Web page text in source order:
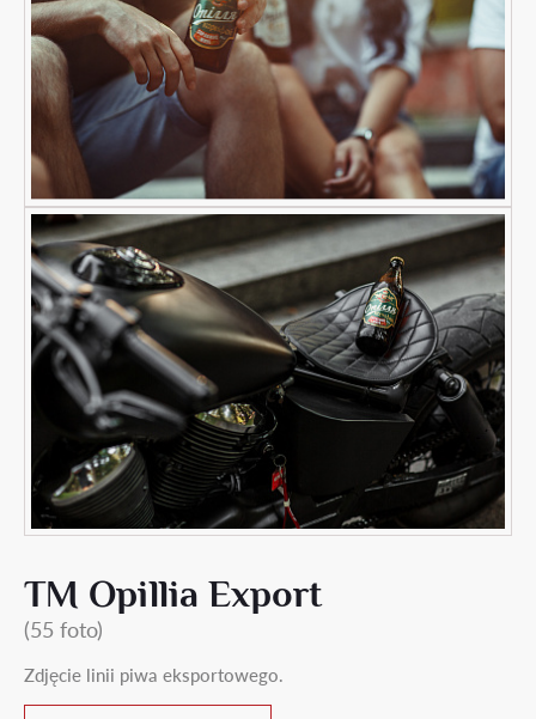
ТМ Opillia Export
(55 foto)
Zdjęcie linii piwa eksportowego.